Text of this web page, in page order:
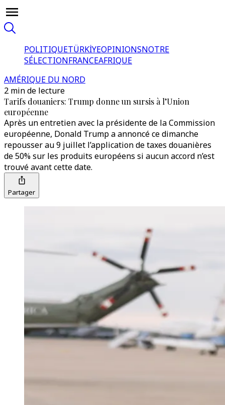
POLITIQUETÜRKİYEOPINIONSNOTRE
SÉLECTIONFRANCEAFRIQUE
AMÉRIQUE DU NORD
2 min de lecture
Tarifs douaniers: Trump donne un sursis à l’Union
européenne
Après un entretien avec la présidente de la Commission
européenne, Donald Trump a annoncé ce dimanche
repousser au 9 juillet l’application de taxes douanières
de 50% sur les produits européens si aucun accord n’est
trouvé avant cette date.
Partager